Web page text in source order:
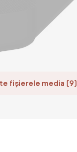
fișierele media (9)